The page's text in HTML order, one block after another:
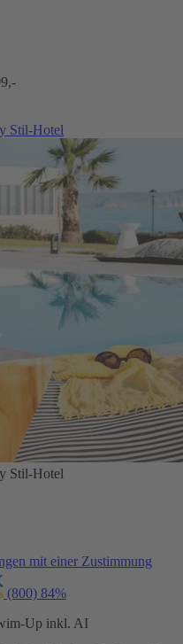
Stil-Hotel
Stil-Hotel
mit einer Zustimmung
(800) 84%
Up inkl. AI